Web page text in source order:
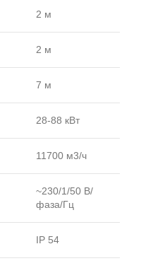
2 м
2 м
7 м
28-88 кВт
11700 м3/ч
~230/1/50 В/
фаза/Гц
IP 54